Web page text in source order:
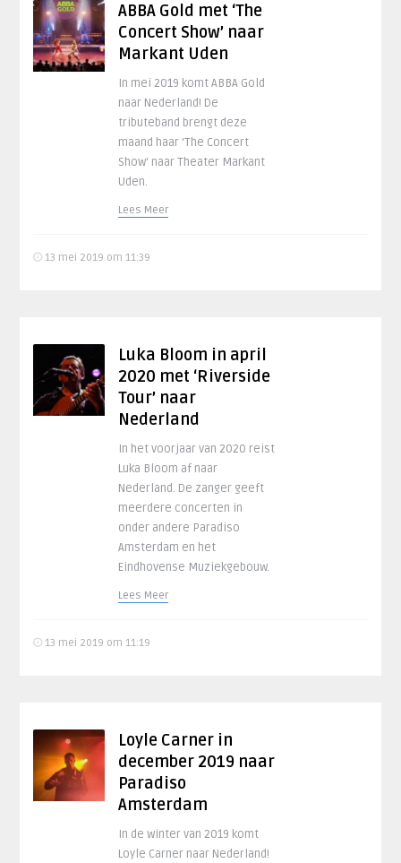
ABBA Gold met ‘The
Concert Show’ naar
Markant Uden
In mei 2019 komt ABBA Gold
naar Nederland! De
tributeband brengt deze
maand haar ‘The Concert
Show‘ naar Theater Markant
Uden.
Lees Meer
13 mei 2019 om 11:39
Luka Bloom in april
2020 met ‘Riverside
Tour’ naar
Nederland
In het voorjaar van 2020 reist
Luka Bloom af naar
Nederland. De zanger geeft
meerdere concerten in
onder andere Paradiso
Amsterdam en het
Eindhovense Muziekgebouw.
Lees Meer
13 mei 2019 om 11:19
Loyle Carner in
december 2019 naar
Paradiso
Amsterdam
In de winter van 2019 komt
Loyle Carner naar Nederland!